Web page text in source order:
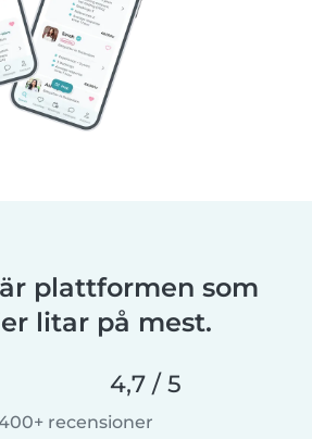
plattformen som
litar på mest.
4,7 / 5
recensioner